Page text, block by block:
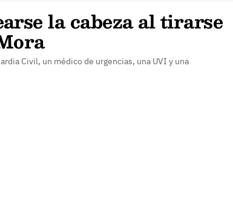
la cabeza al tirarse
Civil, un médico de urgencias, una UVI y una